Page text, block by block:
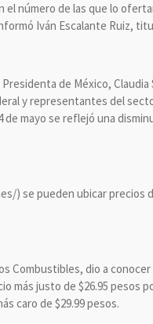
número de las que lo
Iván Escalante Ruiz,
de México,
y representantes del
mayo se reflejó una
) se pueden ubicar precios
Combustibles, dio a
más justo de $26.95 pesos
caro de $29.99 pesos.